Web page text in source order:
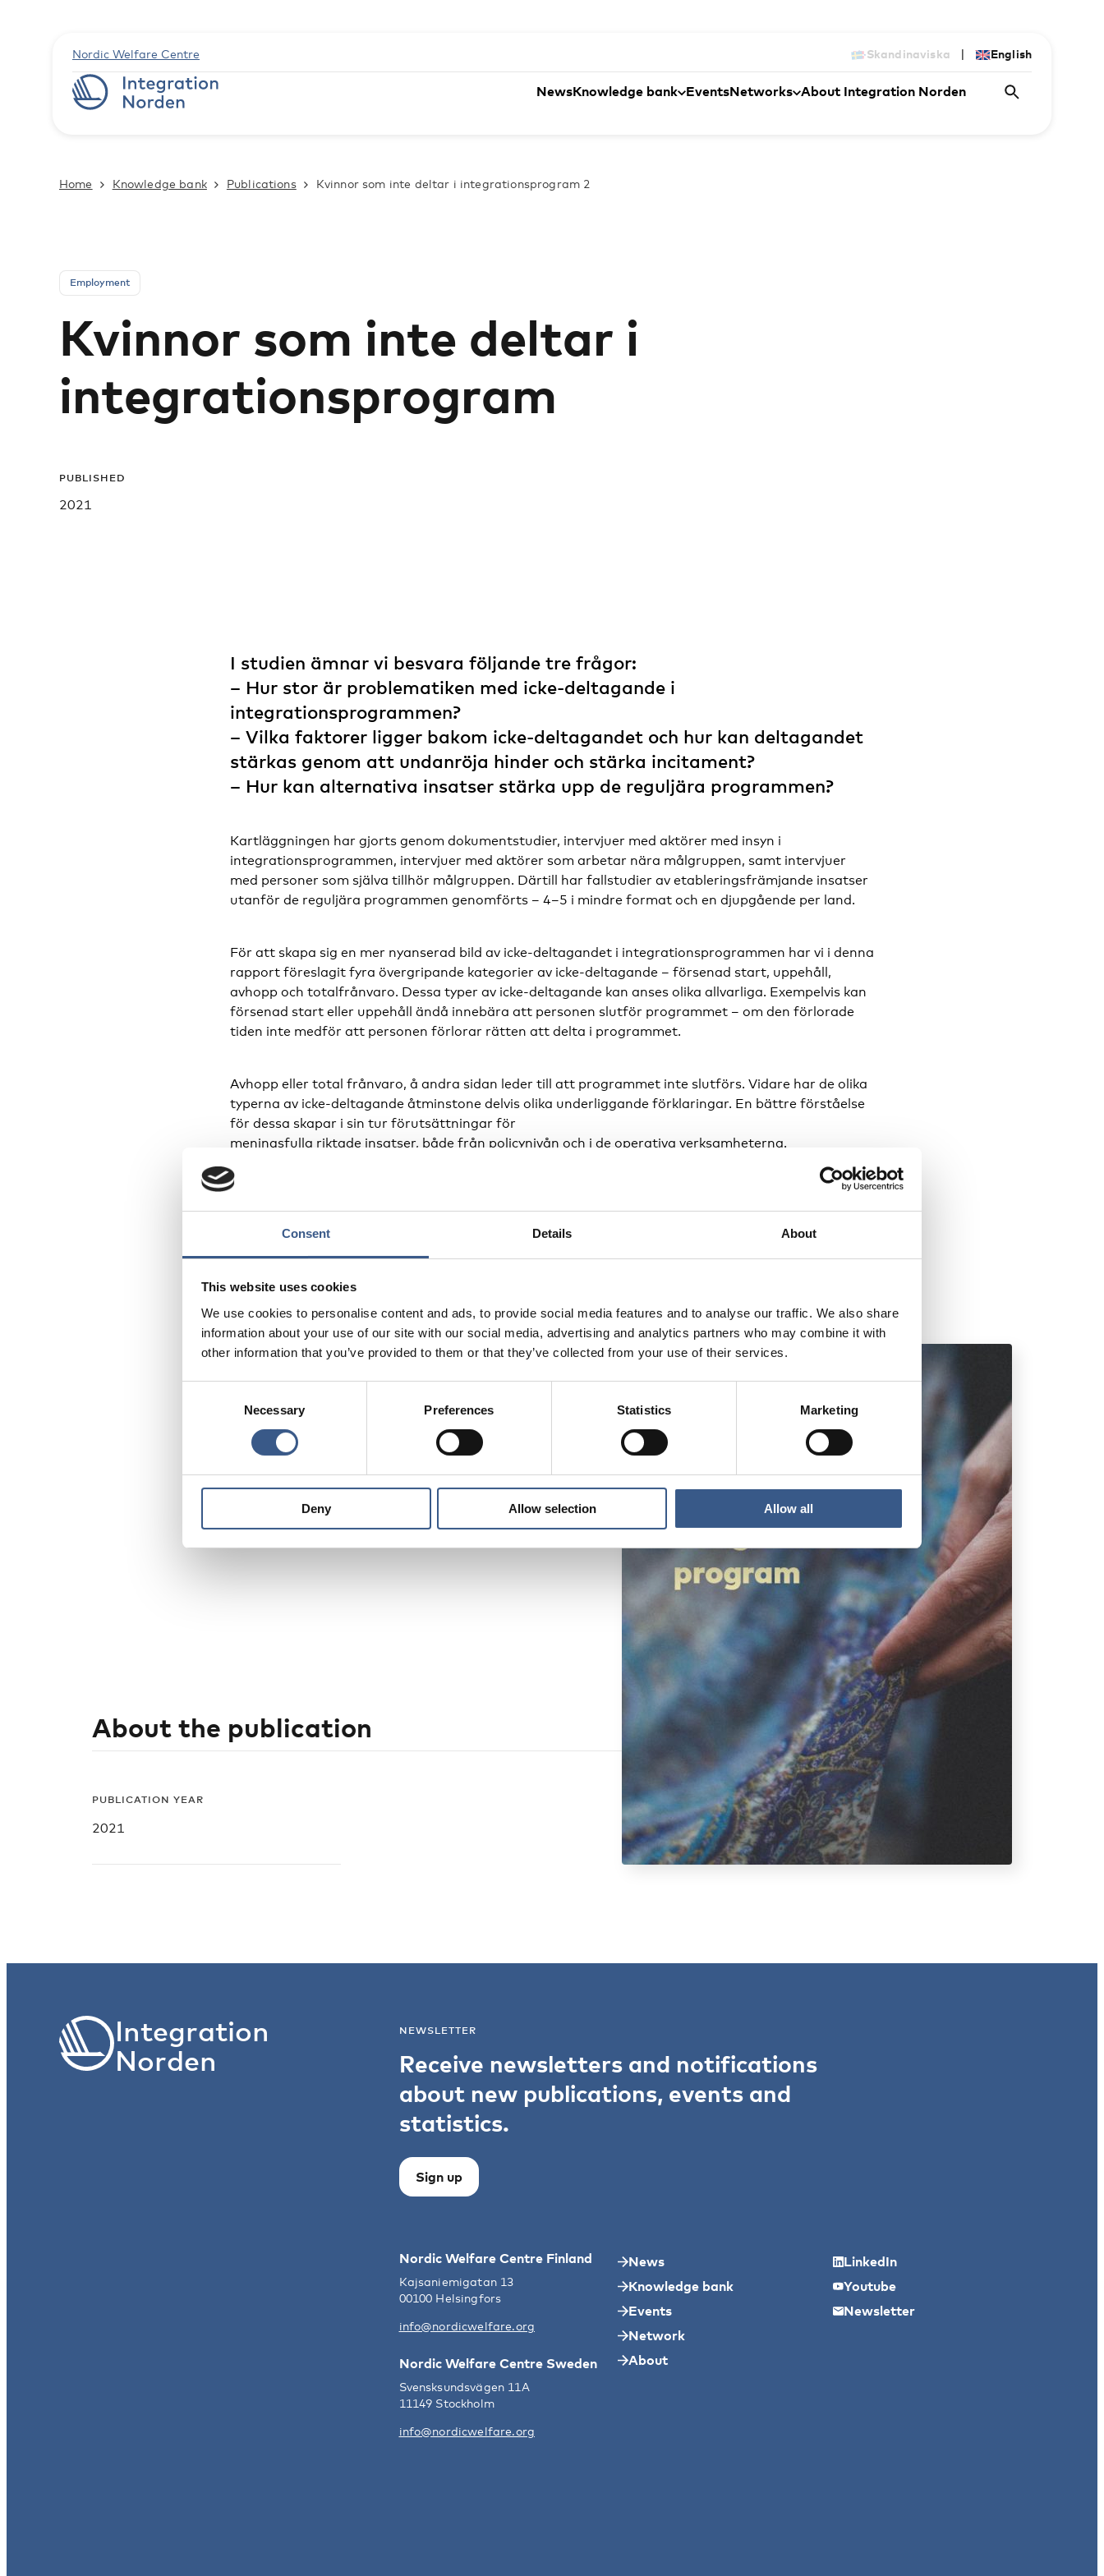
Consent Details About
This website uses cookies
We use cookies to personalise content and ads, to provide social media features and to analyse our traffic. We also share
information about your use of our site with our social media, advertising and analytics partners who may combine it with
other information that you’ve provided to them or that they’ve collected from your use of their services.
Necessary Preferences Statistics Marketing
Deny Allow selection Allow all
Nordic Welfare Centre Skandinaviska | English
NewsKnowledge bank EventsNetworks About Integration Norden
Home Knowledge bank Publications Kvinnor som inte deltar i integrationsprogram 2
Employment
Kvinnor som inte deltar i
integrationsprogram
PUBLISHED
2021
I studien ämnar vi besvara följande tre frågor:
– Hur stor är problematiken med icke-deltagande i
integrationsprogrammen?
– Vilka faktorer ligger bakom icke-deltagandet och hur kan deltagandet
stärkas genom att undanröja hinder och stärka incitament?
– Hur kan alternativa insatser stärka upp de reguljära programmen?
Kartläggningen har gjorts genom dokumentstudier, intervjuer med aktörer med insyn i
integrationsprogrammen, intervjuer med aktörer som arbetar nära målgruppen, samt intervjuer
med personer som själva tillhör målgruppen. Därtill har fallstudier av etableringsfrämjande insatser
utanför de reguljära programmen genomförts – 4–5 i mindre format och en djupgående per land.
För att skapa sig en mer nyanserad bild av icke-deltagandet i integrationsprogrammen har vi i denna
rapport föreslagit fyra övergripande kategorier av icke-deltagande – försenad start, uppehåll,
avhopp och totalfrånvaro. Dessa typer av icke-deltagande kan anses olika allvarliga. Exempelvis kan
försenad start eller uppehåll ändå innebära att personen slutför programmet – om den förlorade
tiden inte medför att personen förlorar rätten att delta i programmet.
Avhopp eller total frånvaro, å andra sidan leder till att programmet inte slutförs. Vidare har de olika
typerna av icke-deltagande åtminstone delvis olika underliggande förklaringar. En bättre förståelse
för dessa skapar i sin tur förutsättningar för
meningsfulla riktade insatser, både från policynivån och i de operativa verksamheterna.
presenteras i tabellen nedan. Vi har delat in orsaker till icke-deltagande i incitamentshinder (dvs.
brist på eller negativa incitament att delta) och direkta hinder.
About the publication
PUBLICATION YEAR
2021
Integration
Norden
NEWSLETTER
Receive newsletters and notifications
about new publications, events and
statistics.
Sign up
Nordic Welfare Centre Finland
Kajsaniemigatan 13
00100 Helsingfors
info@nordicwelfare.org
Nordic Welfare Centre Sweden
Svensksundsvägen 11A
11149 Stockholm
info@nordicwelfare.org
News
Knowledge bank
Events
Network
About
LinkedIn
Youtube
Newsletter